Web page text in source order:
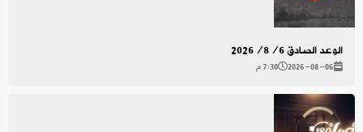
الوعد الصادق 2026/8/6
2026-08-06 7:30 م